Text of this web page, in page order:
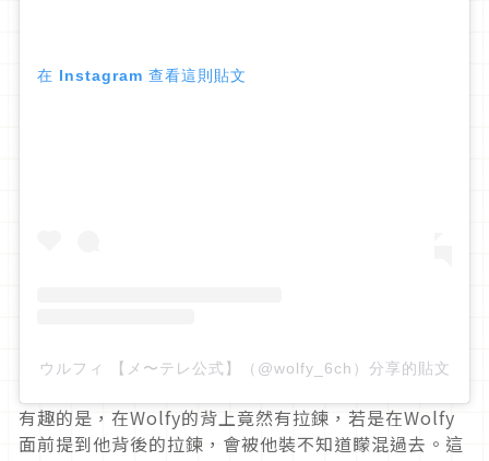
在 Instagram 查看這則貼文
ウルフィ 【メ〜テレ公式】（@wolfy_6ch）分享的貼文
有趣的是，在Wolfy的背上竟然有拉鍊，若是在Wolfy
面前提到他背後的拉鍊，會被他裝不知道矇混過去。這